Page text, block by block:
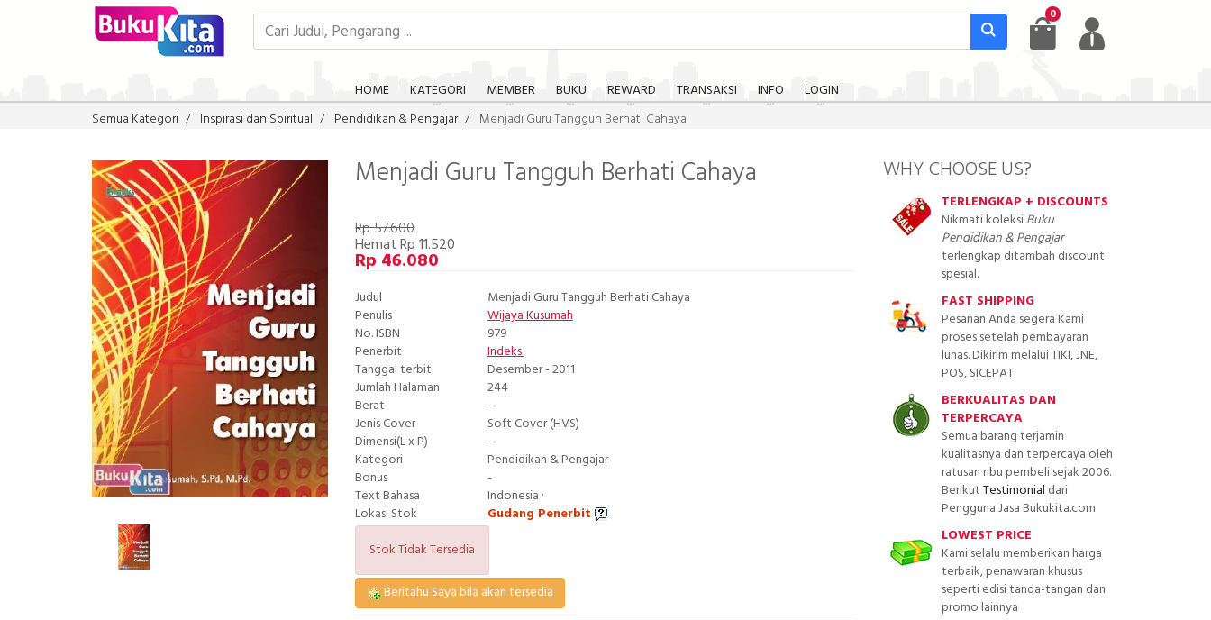
0
HOME KATEGORI MEMBER BUKU REWARD TRANSAKSI INFO
LOGIN
Semua Kategori
Inspirasi dan Spiritual Pendidikan & Pengajar Menjadi Guru Tangguh Berhati Cahaya
Menjadi Guru Tangguh Berhati Cahaya
Rp 57.600
Hemat Rp 11.520
Rp 46.080
Judul
Menjadi Guru Tangguh Berhati Cahaya
Penulis
Wijaya Kusumah
No. ISBN
979
Penerbit
Indeks
Tanggal terbit
Desember - 2011
Jumlah Halaman
244
Berat
-
Jenis Cover
Soft Cover (HVS)
Dimensi(L x P)
-
Kategori
Pendidikan & Pengajar
Bonus
-
Text Bahasa
Indonesia ·
Lokasi Stok
Gudang Penerbit
Stok Tidak Tersedia
Beritahu Saya bila akan tersedia
WHY CHOOSE US?
TERLENGKAP + DISCOUNTS
Nikmati koleksiBuku
Pendidikan & Pengajar
terlengkap ditambah discount
spesial.
FAST SHIPPING
Pesanan Anda segera Kami
proses setelah pembayaran
lunas. Dikirim melalui TIKI, JNE,
POS, SICEPAT.
BERKUALITAS DAN
TERPERCAYA
Semua barang terjamin
kualitasnya dan terpercaya oleh
ratusan ribu pembeli sejak 2006.
BerikutTestimonial dari
Pengguna Jasa Bukukita.com
LOWEST PRICE
Kami selalu memberikan harga
terbaik, penawaran khusus
seperti edisi tanda-tangan dan
promo lainnya